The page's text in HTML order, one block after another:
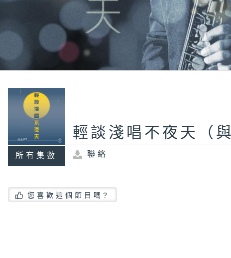
所有集數
輕談淺唱不夜天（
聯絡
您喜歡這個節目嗎?